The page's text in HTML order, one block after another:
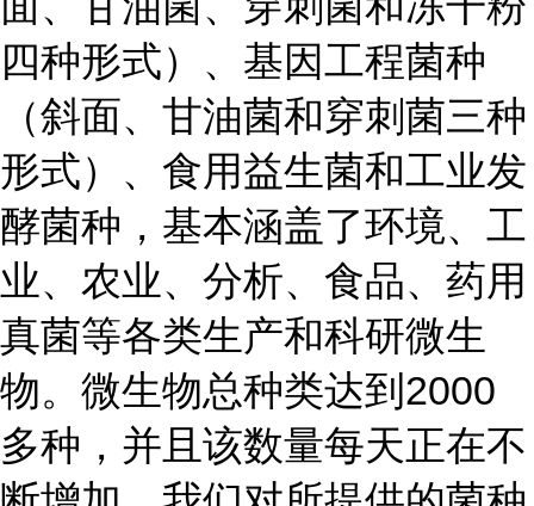
四种形式）、基因工程菌种
（斜面、甘油菌和穿刺菌三种
形式）、食用益生菌和工业发
酵菌种，基本涵盖了环境、工
业、农业、分析、食品、药用
真菌等各类生产和科研微生
物。微生物总种类达到2000
多种，并且该数量每天正在不